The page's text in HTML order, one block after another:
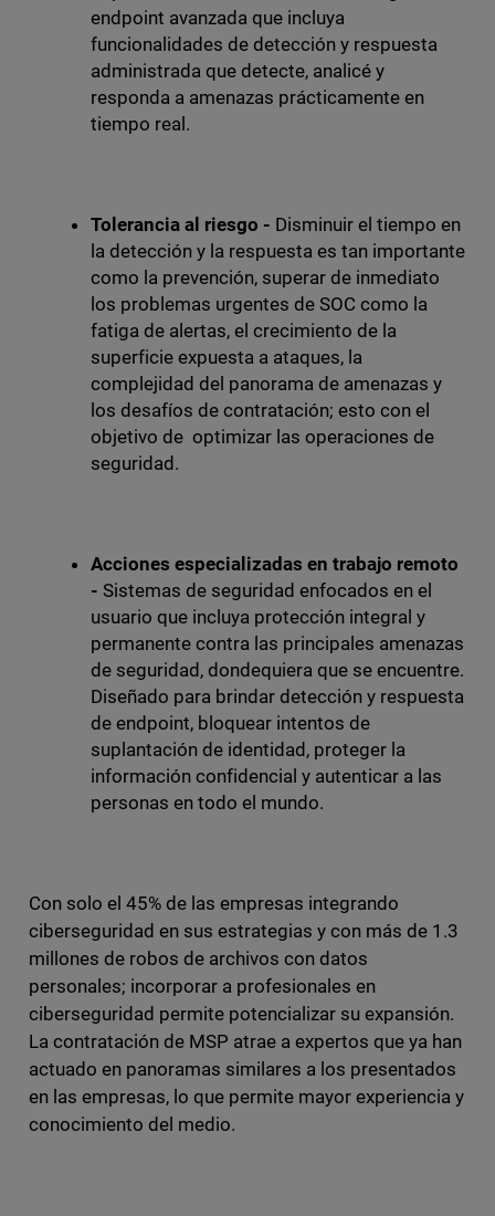
endpoint avanzada que incluya
funcionalidades de detección y respuesta
administrada que detecte, analicé y
responda a amenazas prácticamente en
tiempo real.
Tolerancia al riesgo - Disminuir el tiempo en
la detección y la respuesta es tan importante
como la prevención, superar de inmediato
los problemas urgentes de SOC como la
fatiga de alertas, el crecimiento de la
superficie expuesta a ataques, la
complejidad del panorama de amenazas y
los desafíos de contratación; esto con el
objetivo de optimizar las operaciones de
seguridad.
Acciones especializadas en trabajo remoto
- Sistemas de seguridad enfocados en el
usuario que incluya protección integral y
permanente contra las principales amenazas
de seguridad, dondequiera que se encuentre.
Diseñado para brindar detección y respuesta
de endpoint, bloquear intentos de
suplantación de identidad, proteger la
información confidencial y autenticar a las
personas en todo el mundo.
Con solo el 45% de las empresas integrando
ciberseguridad en sus estrategias y con más de 1.3
millones de robos de archivos con datos
personales; incorporar a profesionales en
ciberseguridad permite potencializar su expansión.
La contratación de MSP atrae a expertos que ya han
actuado en panoramas similares a los presentados
en las empresas, lo que permite mayor experiencia y
conocimiento del medio.